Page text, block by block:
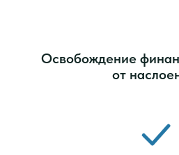
Освобождение
от